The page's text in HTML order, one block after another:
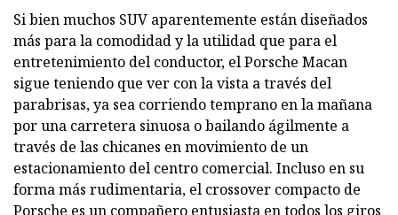
Si bien muchos SUV aparentemente están diseñados
más para la comodidad y la utilidad que para el
entretenimiento del conductor, el Porsche Macan
sigue teniendo que ver con la vista a través del
parabrisas, ya sea corriendo temprano en la mañana
por una carretera sinuosa o bailando ágilmente a
través de las chicanes en movimiento de un
estacionamiento del centro comercial. Incluso en su
forma más rudimentaria, el crossover compacto de
Porsche es un compañero entusiasta en todos los giros